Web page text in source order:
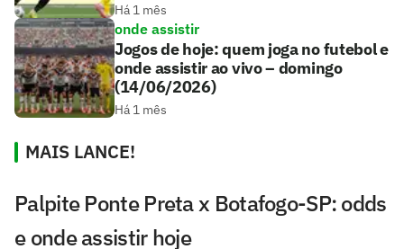
Há 1 mês
onde assistir
Jogos de hoje: quem joga no futebol e
onde assistir ao vivo – domingo
(14/06/2026)
Há 1 mês
MAIS LANCE!
Palpite Ponte Preta x Botafogo-SP: odds
e onde assistir hoje